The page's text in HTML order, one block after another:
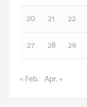
20
21 22
27
28 29
« Feb. Apr. »